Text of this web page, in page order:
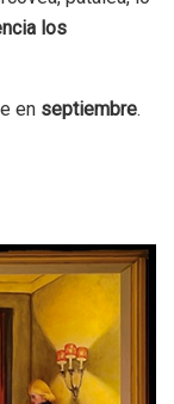
los
en septiembre.